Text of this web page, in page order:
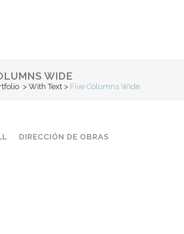
WIDE
> With Text > Five Columns Wide
DIRECCIÓN DE OBRAS